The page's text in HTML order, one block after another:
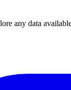
any data